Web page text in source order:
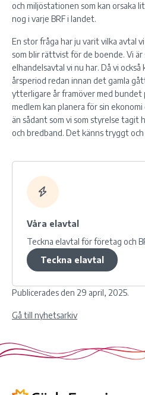
och miljöstationen som kan orsaka
nog i varje BRF i landet.
En stor fråga har ju varit vilka avtal
som blir rättvist för de boende. Vi är
elhandelsavtal vi nu har. Då vi
årsperiod redan innan det gamla
ytterligare år framöver med
medlem kan planera för sin
än sådant som vi som styrelse tagit
och bredband. Det känns tryggt och
Våra elavtal
Teckna elavtal för företag och
Teckna elavtal
Publicerades den 29 april, 2025.
Gå till nyhetsarkiv